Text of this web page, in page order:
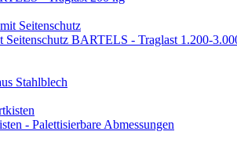
Seitenschutz BARTELS - Traglast 1.200-
Stahlblech
- Palettisierbare Abmessungen